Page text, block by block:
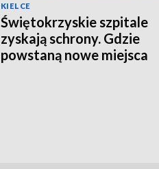
KIELCE
Świętokrzyskie szpitale
zyskają schrony. Gdzie
powstaną nowe miejsca